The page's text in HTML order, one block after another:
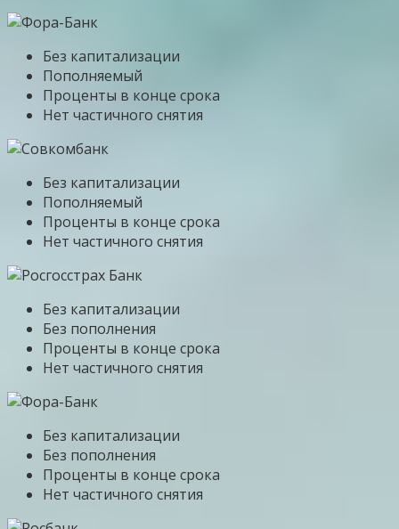
Без капитализации
Пополняемый
Проценты в конце срока
Нет частичного снятия
Без капитализации
Пополняемый
Проценты в конце срока
Нет частичного снятия
Без капитализации
Без пополнения
Проценты в конце срока
Нет частичного снятия
Без капитализации
Без пополнения
Проценты в конце срока
Нет частичного снятия